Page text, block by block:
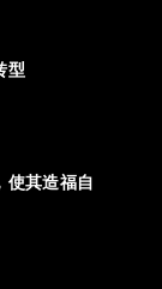
型
使其造福自